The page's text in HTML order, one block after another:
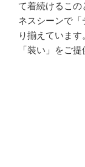
て着続けるこの
ネスシーンで
り揃えていま
「装い」をご提